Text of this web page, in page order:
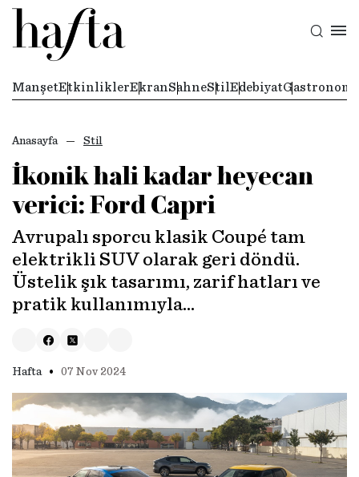
ManşetEtkinliklerEkranSahneStil EdebiyatGastronomi
Anasayfa Stil
İkonik hali kadar heyecan
verici: Ford Capri
Avrupalı sporcu klasik Coupé tam
elektrikli SUV olarak geri döndü.
Üstelik şık tasarımı, zarif hatları ve
pratik kullanımıyla…
Hafta • 07 Nov 2024